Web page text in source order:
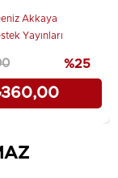
Akkaya
Yayınları
%25